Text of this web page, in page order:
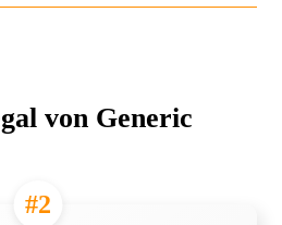
von Generic
#2